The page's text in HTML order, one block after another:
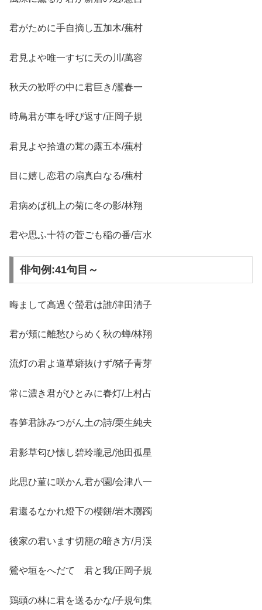
君がために手自摘し五加木/蕪村
君見よや唯一すぢに天の川/萬容
秋天の歓呼の中に君巨き/瀧春一
時鳥君が車を呼び返す/正岡子規
君見よや拾遺の茸の露五本/蕪村
目に嬉し恋君の扇真白なる/蕪村
君病めば机上の菊に冬の影/林翔
君や思ふ十符の菅ごも稲の番/言水
俳句例:41句目～
晦まして高過ぐ螢君は誰/津田清子
君が頬に離愁ひらめく秋の蝉/林翔
流灯の君よ道草癖抜けず/猪子青芽
常に濃き君がひとみに春灯/上村占
春笋君詠みつがん土の詩/栗生純夫
君影草匂ひ懐し碧玲瓏忌/池田孤星
此思ひ菫に咲かん君が園/会津八一
君還るなかれ燈下の櫻餅/岩木躑躅
後家の君います切籠の暗き方/月渓
鶯や垣をへだてゝ君と我/正岡子規
鶏頭の林に君を送るかな/子規句集